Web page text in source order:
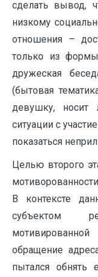
сделать вывод,
низкому
отношения –
только из
дружеская
(бытовая
девушку, носит
ситуации с
показаться
Целью второго
В контексте
субъектом
обращение
пытался